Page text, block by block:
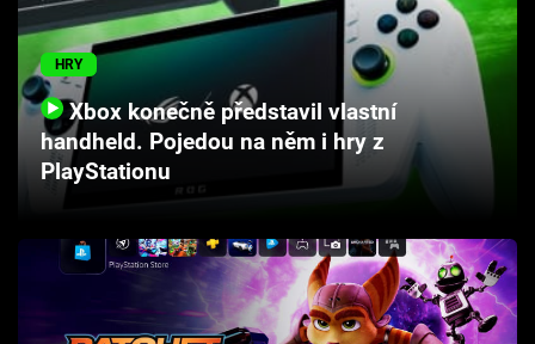
Hry
Cool Esport
Pořady
TV Program
Sledujte prima+
Přihlášení
HRY
Xbox konečně představil vlastní
handheld. Pojedou na něm i hry z
PlayStationu